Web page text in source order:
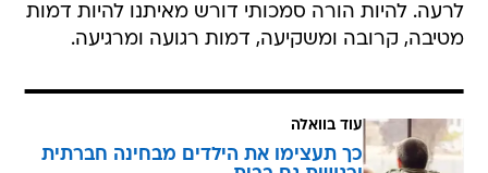
לרעה. להיות הורה סמכותי דורש מאיתנו להיות דמות
מטיבה, קרובה ומשקיעה, דמות רגועה ומרגיעה.
עוד בוואלה
כך תעצימו את הילדים מבחינה חברתית